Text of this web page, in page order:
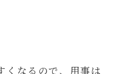
くなるので、用事は